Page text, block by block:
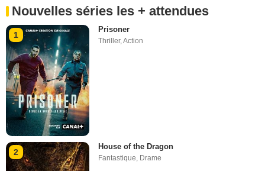
Nouvelles séries les + attendues
1
Prisoner
Thriller,Action
2
House of the Dragon
Fantastique, Drame